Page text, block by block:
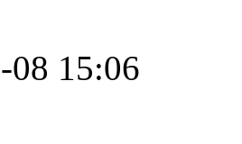
08 15:06